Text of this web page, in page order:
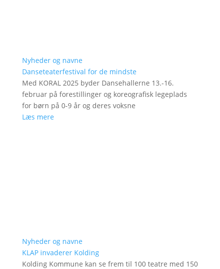
Nyheder og navne
Danseteaterfestival for de mindste
Med KORAL 2025 byder Dansehallerne 13.-16.
februar på forestillinger og koreografisk legeplads
for børn på 0-9 år og deres voksne
Læs mere
Nyheder og navne
KLAP invaderer Kolding
Kolding Kommune kan se frem til 100 teatre med 150